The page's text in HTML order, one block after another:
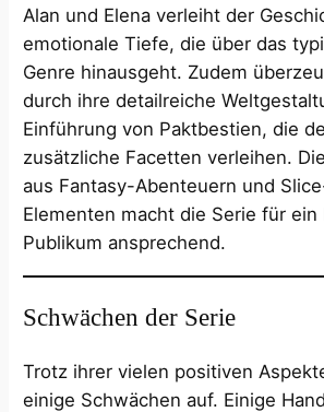
Alan und Elena verleiht der
emotionale Tiefe, die über das
Genre hinausgeht. Zudem
durch ihre detailreiche
Einführung von Paktbestien, die
zusätzliche Facetten verleihen.
aus Fantasy-Abenteuern und
Elementen macht die Serie für ein
Publikum ansprechend.
Schwächen der Serie
Trotz ihrer vielen positiven
einige Schwächen auf. Einige